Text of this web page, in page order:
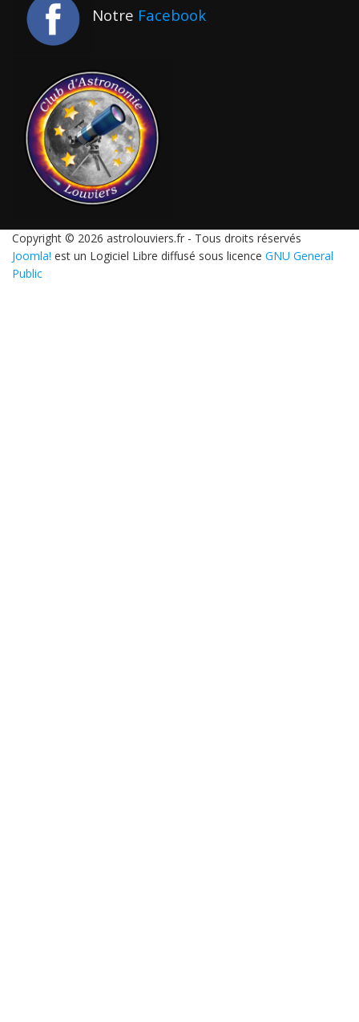
Notre Facebook
Copyright © 2026 astrolouviers.fr - Tous droits réservés
Joomla! est un Logiciel Libre diffusé sous licence GNU General
Public